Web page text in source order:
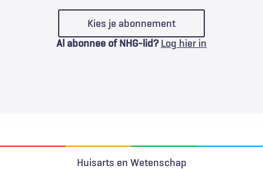
Kies je abonnement
Al abonnee of NHG-lid? Log hier in
Huisarts en Wetenschap